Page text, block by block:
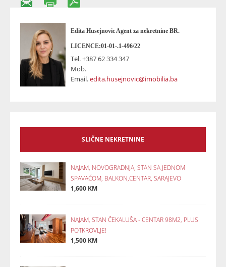
Edita Husejnovic Agent za nekretnine BR.
LICENCE:01-01-.1-496/22
Tel.+387 62 334 347
Mob.
Email.edita.husejnovic@imobilia.ba
SLIČNE NEKRETNINE
NAJAM, NOVOGRADNJA, STAN SA JEDNOM
SPAVAĆOM, BALKON,CENTAR, SARAJEVO
1,600 KM
NAJAM, STAN ČEKALUŠA - CENTAR 98M2, PLUS
POTKROVLJE!
1,500 KM